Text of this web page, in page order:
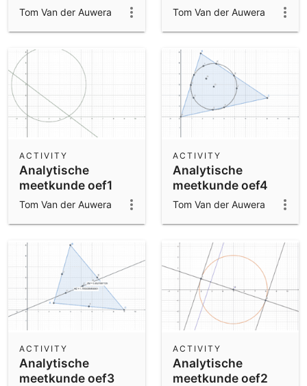
Tom Van der Auwera Tom Van der Auwera
Analytische
meetkunde oef1
ACTIVITY
Tom Van der Auwera
Analytische
meetkunde oef4
ACTIVITY
Tom Van der Auwera
Analytische
meetkunde oef3
ACTIVITY
Analytische
meetkunde oef2
ACTIVITY